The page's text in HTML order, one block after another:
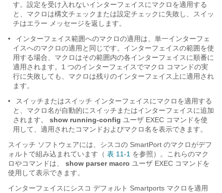
す。設定を受け入れないインターフェイスにマクロを適用する
と、マクロは構文チェックまたは設定チェックに失敗し、スイッ
チはエラー メッセージを返します。
•
インターフェイス範囲へのマクロの適用は、単一インターフェ
イスへのマクロの適用と同じです。インターフェイスの範囲を使
用する場合、マクロはその範囲内の各インターフェイスに順番に
適用されます。1 つのインターフェイスでマクロ コマンドの実
行に失敗しても、マクロは残りのインターフェイス上に適用され
ます。
•
スイッチまたはスイッチ インターフェイスにマクロを適用する
と、マクロ名が自動的にスイッチまたはインターフェイスに追加
されます。
show running-config ユーザ EXEC コマンドを使
用して、適用されたコマンドおよびマクロ名を表示できます。
スイッチ ソフトウェアには、シスコの SmartPort のマクロがデフ
ォルトで組み込まれています（ 表 11-1 を参照）。これらのマク
ロやコマンドは、
show parser macro ユーザ EXEC コマンドを
使用して表示できます。
インターフェイスにシスコ デフォルト Smartports マクロを適用